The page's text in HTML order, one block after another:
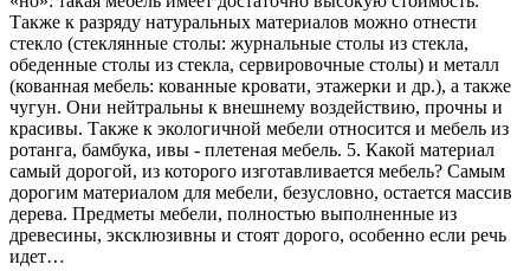
Также к разряду натуральных материалов можно отнести
стекло (стеклянные столы: журнальные столы из стекла,
обеденные столы из стекла, сервировочные столы) и металл
(кованная мебель: кованные кровати, этажерки и др.), а также
чугун. Они нейтральны к внешнему воздействию, прочны и
красивы. Также к экологичной мебели относится и мебель из
ротанга, бамбука, ивы - плетеная мебель. 5. Какой материал
самый дорогой, из которого изготавливается мебель? Самым
дорогим материалом для мебели, безусловно, остается массив
дерева. Предметы мебели, полностью выполненные из
древесины, эксклюзивны и стоят дорого, особенно если речь
идет…